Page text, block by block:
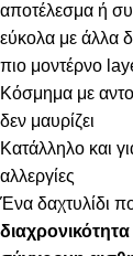
αποτέλεσμα ή
εύκολα με άλλα
πιο μοντέρνο
Κόσμημα με
δεν μαυρίζει
Κατάλληλο και
αλλεργίες
Ένα δαχτυλίδι
διαχρονικότητα